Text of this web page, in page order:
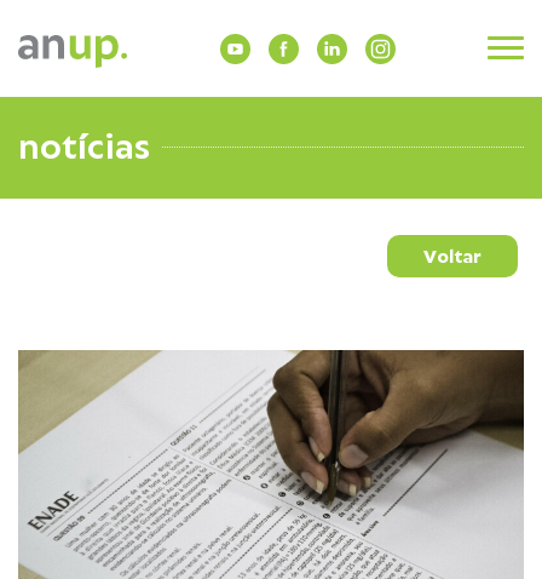
notícias
Voltar